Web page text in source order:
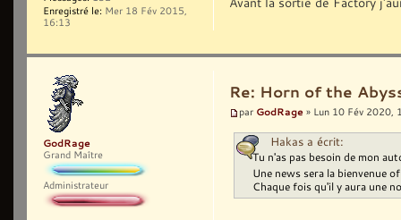
Enregistré le: Mer 18 Fév 2015,
16:13
Re: Horn of the
par GodRage » Lun 10 Fév 2020,
Hakas a écrit:
Tu n'as pas besoin de mon
Une news sera la bienvenue
Chaque fois qu'il y aura une
GodRage
Grand Maître
Administrateur